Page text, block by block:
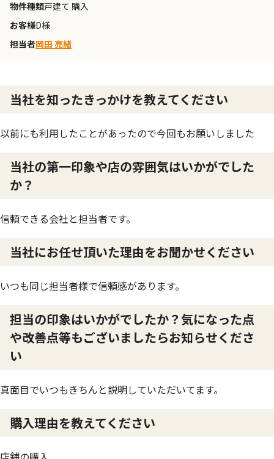
物件種類戸建て 購入
お客様D様
担当者岡田 亮緒
当社を知ったきっかけを教えてください
以前にも利用したことがあったので今回もお願いしました
当社の第一印象や店の雰囲気はいかがでした
か？
信頼できる会社と担当者です。
当社にお任せ頂いた理由をお聞かせください
いつも同じ担当者様で信頼感があります。
担当の印象はいかがでしたか？気になった点
や改善点等もございましたらお知らせくださ
い
真面目でいつもきちんと説明していただいてます。
購入理由を教えてください